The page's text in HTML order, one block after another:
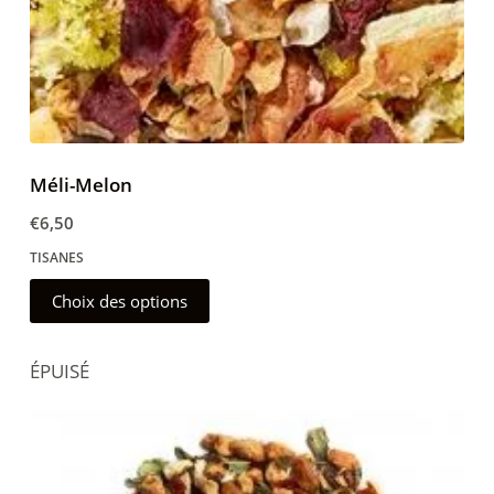
du
produit
Méli-Melon
€6,50
TISANES
Choix des options
produit
a
plusieurs
ÉPUISÉ